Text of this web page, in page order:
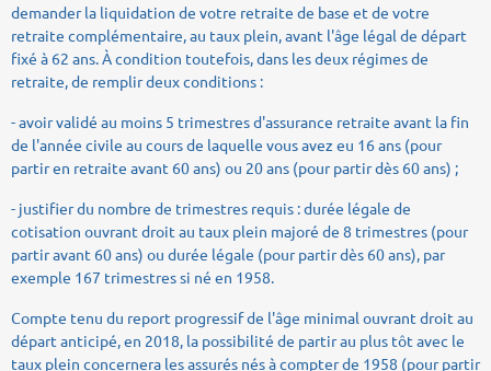
demander la liquidation de votre retraite de base et de votre
retraite complémentaire, au taux plein, avant l'âge légal de départ
fixé à 62 ans. À condition toutefois, dans les deux régimes de
retraite, de remplir deux conditions :
- avoir validé au moins 5 trimestres d'assurance retraite avant la fin
de l'année civile au cours de laquelle vous avez eu 16 ans (pour
partir en retraite avant 60 ans) ou 20 ans (pour partir dès 60 ans) ;
- justifier du nombre de trimestres requis : durée légale de
cotisation ouvrant droit au taux plein majoré de 8 trimestres (pour
partir avant 60 ans) ou durée légale (pour partir dès 60 ans), par
exemple 167 trimestres si né en 1958.
Compte tenu du report progressif de l'âge minimal ouvrant droit au
départ anticipé, en 2018, la possibilité de partir au plus tôt avec le
taux plein concernera les assurés nés à compter de 1958 (pour partir